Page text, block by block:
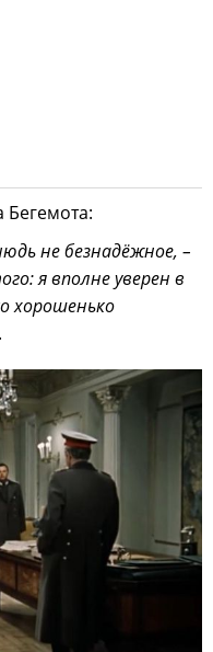
Бегемота:
не безнадёжное, –
я вполне уверен в
хорошенько